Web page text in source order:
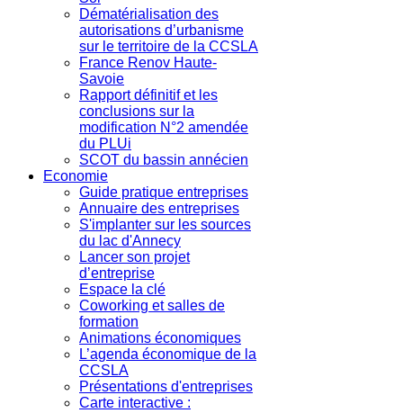
Dématérialisation des
autorisations d’urbanisme
sur le territoire de la CCSLA
France Renov Haute-
Savoie
Rapport définitif et les
conclusions sur la
modification N°2 amendée
du PLUi
SCOT du bassin annécien
Economie
Guide pratique entreprises
Annuaire des entreprises
S'implanter sur les sources
du lac d'Annecy
Lancer son projet
d’entreprise
Espace la clé
Coworking et salles de
formation
Animations économiques
L’agenda économique de la
CCSLA
Présentations d'entreprises
Carte interactive :